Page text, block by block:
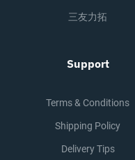
三友力拓
Support
Terms & Conditions
Shipping Policy
Delivery Tips